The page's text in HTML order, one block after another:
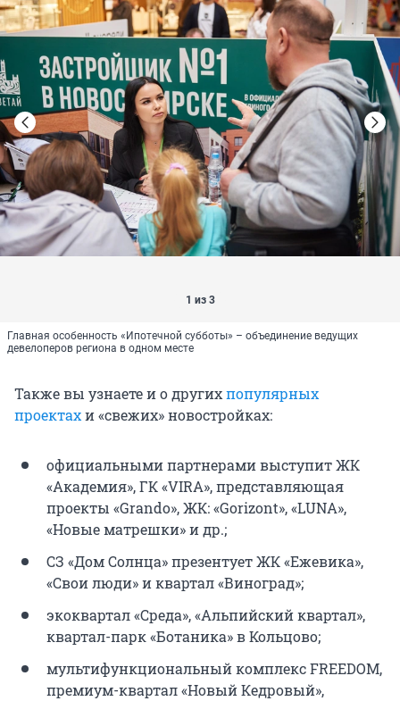
1 из 3
Главная особенность «Ипотечной субботы» – объединение ведущих
девелоперов региона в одном месте
Также вы узнаете и о другихпопулярных
проектахи «свежих» новостройках:
официальными партнерами выступит ЖК
«Академия», ГК «VIRA», представляющая
проекты «Grando», ЖК: «Gorizont», «LUNA»,
«Новые матрешки» и др.;
СЗ «Дом Солнца» презентует ЖК «Ежевика»,
«Свои люди» и квартал «Виноград»;
экоквартал «Среда», «Альпийский квартал»,
квартал-парк «Ботаника» в Кольцово;
мультифункциональный комплекс FREEDOM,
премиум-квартал «Новый Кедровый»,